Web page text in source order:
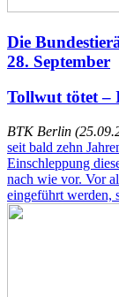
Die
28. September
Tollwut tötet –
BTK Berlin
seit bald zehn
Einschleppung
nach wie vor. Vor
eingeführt werden,